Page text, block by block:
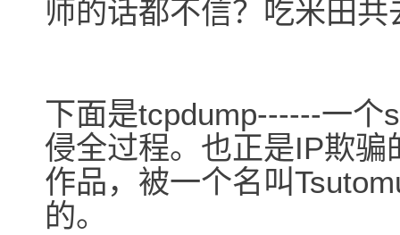
师的话都不信？吃米田
下面是tcpdump------一个
侵全过程。也正是IP欺
作品，被一个名叫
的。